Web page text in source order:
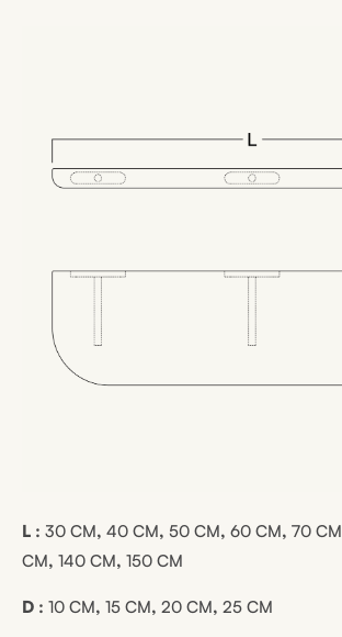
L : 30 CM, 40 CM, 50 CM, 60 CM, 70 CM
CM, 140 CM, 150 CM
D : 10 CM, 15 CM, 20 CM, 25 CM